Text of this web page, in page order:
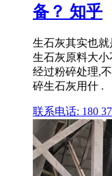
备？ 知乎
生石灰其实也
生石灰原料大
经过粉碎处理,
碎生石灰用什 .
联系电话: 180